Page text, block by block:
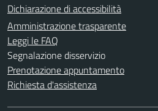
Dichiarazione di accessibilità
Amministrazione trasparente
Leggi le FAQ
Segnalazione disservizio
Prenotazione appuntamento
Richiesta d'assistenza